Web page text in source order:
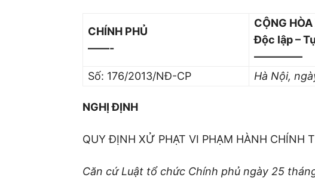
CHÍNH PHỦ
——-
CỘNG
Độc lập –
————–
Số: 176/2013/NĐ-CP
Hà Nội,
NGHỊ ĐỊNH
QUY ĐỊNH XỬ PHẠT VI PHẠM HÀNH CHÍNH
Căn cứ Luật tổ chức Chính phủ ngày 25